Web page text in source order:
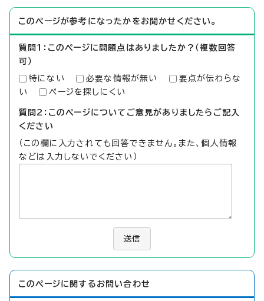
このページが参考になったかをお聞かせください。
質問1：このページに問題点はありましたか？（複数回答
可）
特にない 必要な情報が無い
要点が伝わらな
い
ページを探しにくい
質問2：このページについてご意見がありましたらご記入
ください
（この欄に入力されても回答できません。また、個人情報
などは入力しないでください）
送信
このページに関する お問い合わせ